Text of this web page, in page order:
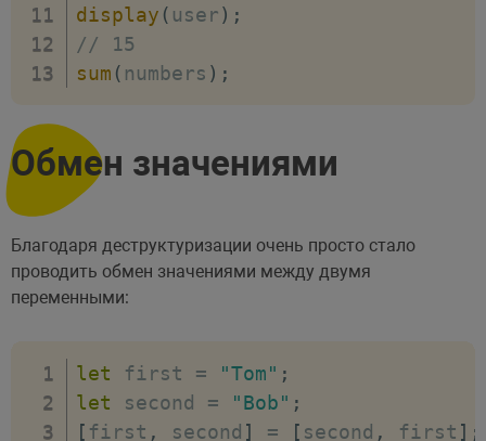
display ( user) ;
// 15
sum ( numbers ) ;
Обмен значениями
Благодаря деструктуризации очень просто стало
проводить обмен значениями между двумя
переменными:
let first = "Tom" ;
let second = "Bob" ;
[ first , second ] = [ second , first ] ;